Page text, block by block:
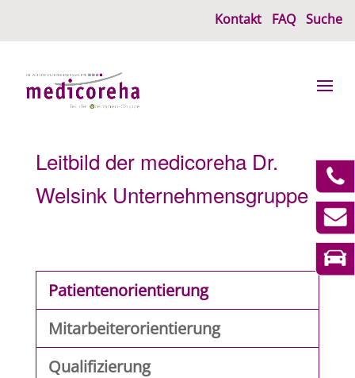
Kontakt FAQ Suche
Leitbild der medicoreha Dr.
Welsink Unternehmensgruppe
Patientenorientierung
Mitarbeiterorientierung
Qualifizierung